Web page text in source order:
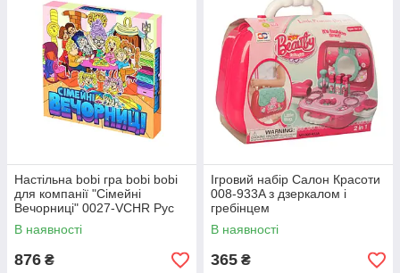
Настільна bobi гра bobi bobi
для компанії "Сімейні
Вечорниці" 0027-VCHR Рус
В наявності
876 ₴
Ігровий набір Салон Красоти
008-933A з дзеркалом і
гребінцем
В наявності
365 ₴